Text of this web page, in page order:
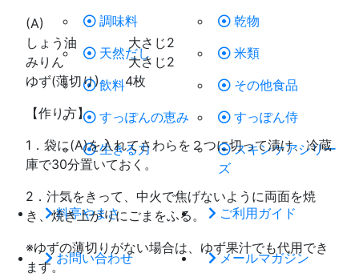
調味料
乾物
天然だし
米類
飲料
その他食品
すっぽんの恵み
すっぽん侍
生きる力
スキンケアシリー
ズ
料亭やまさ ご利用ガイド
お問い合わせ メールマガジン
(A)
しょう油 大さじ2
みりん 大さじ2
ゆず(薄切り) 4枚
【作り方】
1．袋に(A)を入れてさわらを２つに切って漬け、冷蔵
庫で30分置いておく。
2．汁気をきって、中火で焦げないように両面を焼
き、焼き上がりにごまをふる。
※ゆずの薄切りがない場合は、ゆず果汁でも代用でき
ます。